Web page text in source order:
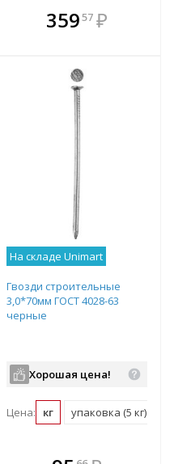
В комплекте
всегда выгоднее!
35957 ₽
На складе Unimart
Гвозди строительные
3,0*70мм ГОСТ 4028-63
черные
Хорошая цена!
Цена: кг упаковка (5 кг)